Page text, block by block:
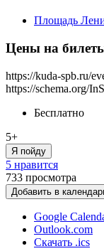
Площадь
Цены на
https://kuda-spb.ru/
https://schema.org/
Бесплатно
5+
Я пойду
5 нравится
733 просмотра
Добавить в
Google
Outlook.com
Скачать .ics